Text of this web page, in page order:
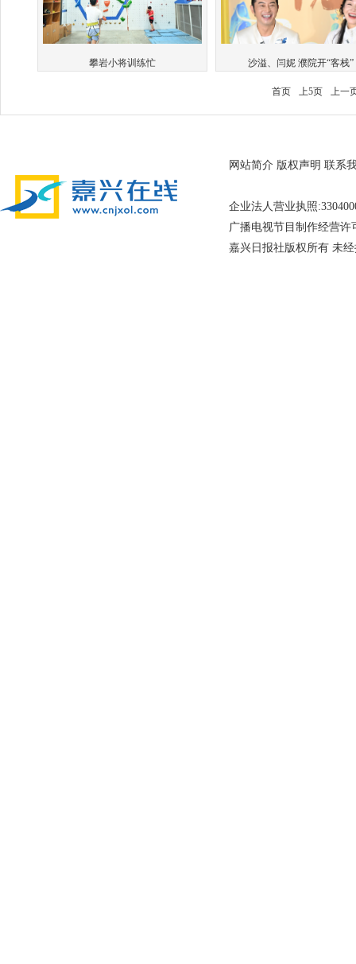
攀岩小将训练忙 沙溢、闫妮 濮院开“客栈”
首页 上5页 上一
网站简介 版权声明 联系
企业法人营业执照
广播电视节目制作经营
嘉兴日报社版权所有 未